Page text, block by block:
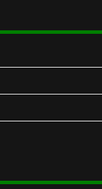
karşı
تُقَاتِلُونَ
مِنَ
يَقُولُونَ
وَاجْعَلْ